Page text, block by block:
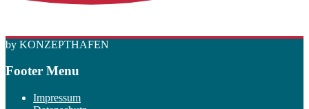
by KONZEPTHAFEN
Footer Menu
Impressum